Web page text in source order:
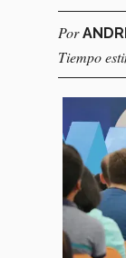
Por
Tiempo